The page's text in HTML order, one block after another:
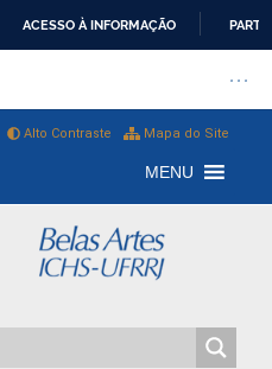
ACESSO À INFORMAÇÃO
da
Mapa do Site
Alto Contraste
MENU